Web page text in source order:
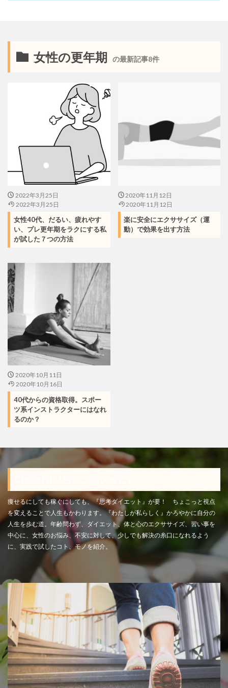
女性の更年期 の最新記事8件
2022年3月25日
2022年3月25日
女性40代、だるい、疲れやす
い、プレ更年期をラクにする私
が試した７つの方法
2020年11月12日
2020年11月12日
楽に安全にエクササイズ（運
動）で効果を出す方法
2020年10月11日
2020年10月16日
40代からの資格取得。スポー
ツ系インストラクターにはなれ
るのか？
痩せるにしても稼ぐにしても、『思考ダイエット』が要！ ちょこっと視点
を変えることで人生もかわります。『わたしが私らしく』かろやかに自分の
人生を歩む道。年齢問わず、ダイエット、体と心のエクササイズ、習い事を
中心に、女性のお悩み、不安に対して、少しでも解決の糸口になれるよう
に、実践で試したコト、モノを紹介。